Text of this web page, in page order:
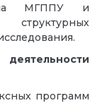
МГППУ и
структурных
программ